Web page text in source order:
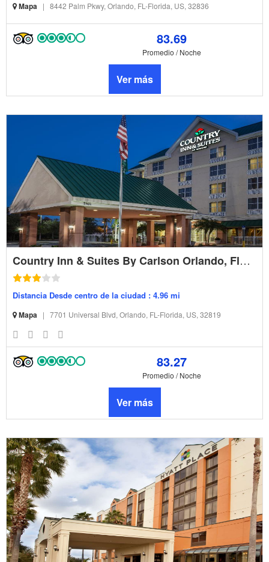
Mapa | 8442 Palm Pkwy, Orlando, FL-Florida, US, 32836
83.69
Promedio / Noche
Ver más
Country Inn & Suites By Carlson Orlando, Florida
Distancia Desde centro de la ciudad : 4.96 mi
Mapa | 7701 Universal Blvd, Orlando, FL-Florida, US, 32819
83.27
Promedio / Noche
Ver más